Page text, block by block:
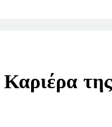
Αργυράκη: Ποια είναι
της